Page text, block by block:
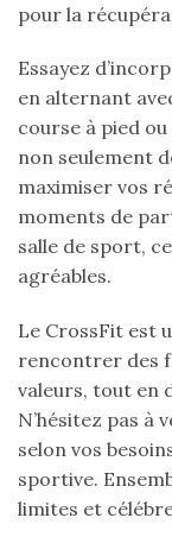
pour la
Essayez
en alternant
course à pied
non seulement
maximiser vos
moments de
salle de sport,
agréables.
Le CrossFit est
rencontrer des
valeurs, tout en
N’hésitez pas à
selon vos
sportive.
limites et